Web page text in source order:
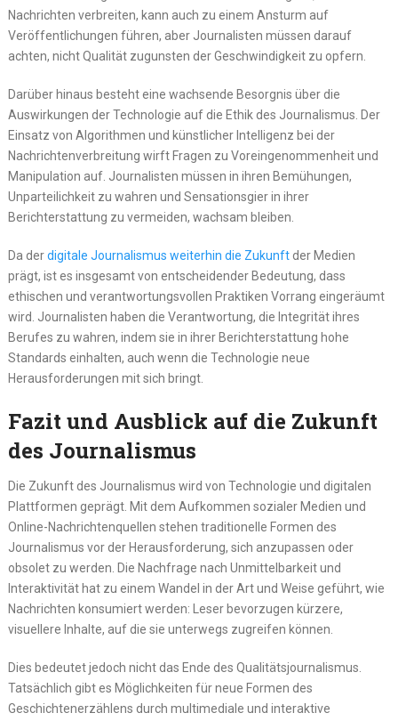
Nachrichten verbreiten, kann auch zu einem Ansturm auf
Veröffentlichungen führen, aber Journalisten müssen darauf
achten, nicht Qualität zugunsten der Geschwindigkeit zu opfern.
Darüber hinaus besteht eine wachsende Besorgnis über die
Auswirkungen der Technologie auf die Ethik des Journalismus. Der
Einsatz von Algorithmen und künstlicher Intelligenz bei der
Nachrichtenverbreitung wirft Fragen zu Voreingenommenheit und
Manipulation auf. Journalisten müssen in ihren Bemühungen,
Unparteilichkeit zu wahren und Sensationsgier in ihrer
Berichterstattung zu vermeiden, wachsam bleiben.
Da derdigitale Journalismus weiterhin die Zukunftder Medien
prägt, ist es insgesamt von entscheidender Bedeutung, dass
ethischen und verantwortungsvollen Praktiken Vorrang eingeräumt
wird. Journalisten haben die Verantwortung, die Integrität ihres
Berufes zu wahren, indem sie in ihrer Berichterstattung hohe
Standards einhalten, auch wenn die Technologie neue
Herausforderungen mit sich bringt.
Fazit und Ausblick auf die Zukunft
des Journalismus
Die Zukunft des Journalismus wird von Technologie und digitalen
Plattformen geprägt. Mit dem Aufkommen sozialer Medien und
Online-Nachrichtenquellen stehen traditionelle Formen des
Journalismus vor der Herausforderung, sich anzupassen oder
obsolet zu werden. Die Nachfrage nach Unmittelbarkeit und
Interaktivität hat zu einem Wandel in der Art und Weise geführt, wie
Nachrichten konsumiert werden: Leser bevorzugen kürzere,
visuellere Inhalte, auf die sie unterwegs zugreifen können.
Dies bedeutet jedoch nicht das Ende des Qualitätsjournalismus.
Tatsächlich gibt es Möglichkeiten für neue Formen des
Geschichtenerzählens durch multimediale und interaktive